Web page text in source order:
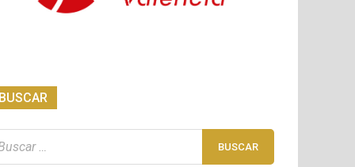
BUSCAR